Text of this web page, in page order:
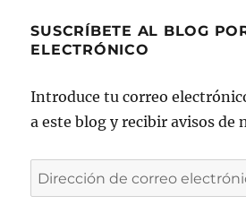
SUSCRÍBETE AL BLOG
ELECTRÓNICO
Introduce tu correo
a este blog y recibir avisos de
Dirección
de